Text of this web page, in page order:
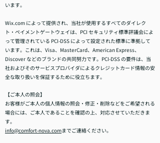
います。
Wix.com によって提供され、当社が使用するすべてのダイレク
ト・ペイメントゲートウェイは、PCI セキュリティ標準評議会によ
って管理されている PCI-DSS によって設定された標準に準拠して
います。これは、Visa、MasterCard、American Express、
Discover などのブランドの共同努力です。PCI-DSS の要件は、当
社およびそのサービスプロバイダによるクレジットカード情報の安
全な取り扱いを保証するために役立ちます。
【ご本人の照会】
お客様がご本人の個人情報の照会・修正・削除などをご希望される
場合には、ご本人であることを確認の上、対応させていただきま
す。
info@comfort-nova.comまでご連絡ください。